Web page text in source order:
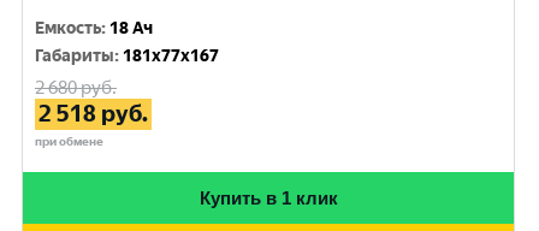
Емкость: 18 Ач
Габариты: 181x77x167
2 680руб.
2 518 руб.
при обмене
Купить в 1 клик